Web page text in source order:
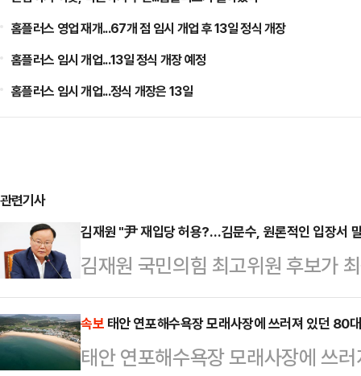
홈플러스 영업 재개...67개 점 임시 개업 후 13일 정식 개장
홈플러스 임시 개업...13일 정식 개장 예정
홈플러스 임시 개업...정식 개장은 13일
관련기사
김재원 "尹 재입당 허용?…김문수, 원론적인 입장서
김재원 국민의힘 최고위원 후보가
의 '윤석열 전 대통령 재입당 허용'
답변을 한 것 같다"고 분석했다.김
팅'에 출연해 김 후보의 윤 전 대통
속보 태안 연포해수욕장 모래사장에 쓰러져 있던 80
태안 연포해수욕장 모래사장에 쓰